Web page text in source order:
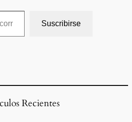
Suscribirse
Recientes